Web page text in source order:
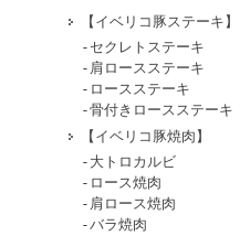
【イベリコ豚ステーキ】
-セクレトステーキ
-肩ロースステーキ
-ロースステーキ
-骨付きロースステーキ
【イベリコ豚焼肉】
-大トロカルビ
-ロース焼肉
-肩ロース焼肉
-バラ焼肉